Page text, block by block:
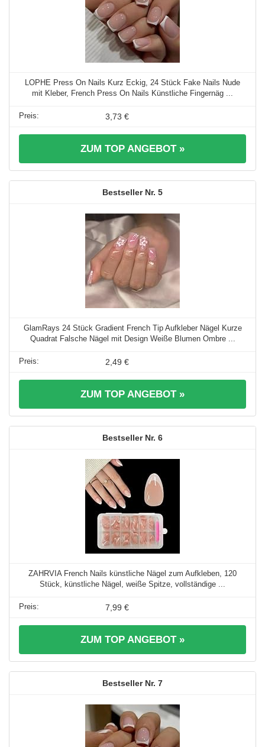
LOPHE Press On Nails Kurz Eckig, 24 Stück Fake Nails Nude
mit Kleber, French Press On Nails Künstliche Fingernäg ...
3,73 €
ZUM TOP ANGEBOT »
5
GlamRays 24 Stück Gradient French Tip Aufkleber Nägel Kurze
Quadrat Falsche Nägel mit Design Weiße Blumen Ombre ...
2,49 €
ZUM TOP ANGEBOT »
6
ZAHRVIA French Nails künstliche Nägel zum Aufkleben, 120
Stück, künstliche Nägel, weiße Spitze, vollständige ...
7,99 €
ZUM TOP ANGEBOT »
7